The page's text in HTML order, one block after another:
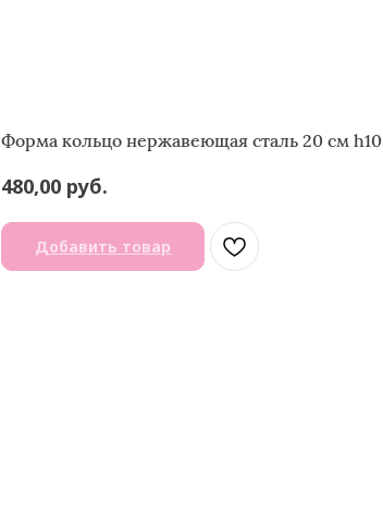
Форма кольцо нержавеющая сталь 20 см h10
480,00 руб.
Добавить товар